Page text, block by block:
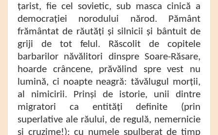
țarist, fie cel sovietic, sub masca cinică a
democrației norodului nărod. Pământ
frământat de răutăți și silnicii și bântuit de
griji de tot felul. Răscolit de copitele
barbarilor năvălitori dinspre Soare-Răsare,
hoarde crâncene, prăvălind spre vest nu
lumină, ci noapte neagră: tăvălugul morții,
al nimicirii. Prinși de istorie, unii dintre
migratori ca entități definite (prin
superlative ale răului, de regulă, nemernicie
și cruzime!); cu numele spulberat de timp